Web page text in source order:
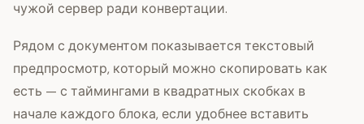
чужой сервер ради конвертации.
Рядом с документом показывается текстовый
предпросмотр, который можно скопировать как
есть — с таймингами в квадратных скобках в
начале каждого блока, если удобнее вставить